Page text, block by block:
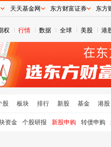
权 行情 数据 全球 美股 港
股 板块 排行 新股 基金 港股
资金 个股研报 新股申购 转债申购
天天基金网 东方财富证券 东方